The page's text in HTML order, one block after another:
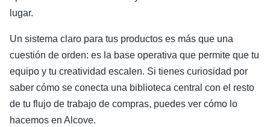
lugar.
Un sistema claro para tus productos es más que una
cuestión de orden: es la base operativa que permite que tu
equipo y tu creatividad escalen. Si tienes curiosidad por
saber cómo se conecta una biblioteca central con el resto
de tu flujo de trabajo de compras, puedes ver cómo lo
hacemos en Alcove.